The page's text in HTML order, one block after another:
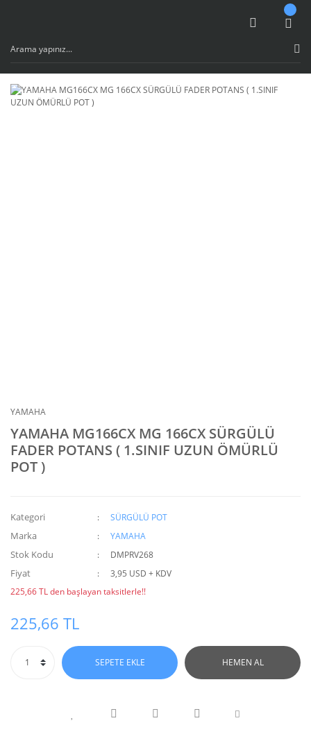
YAMAHA
YAMAHA MG166CX MG 166CX SÜRGÜLÜ
FADER POTANS ( 1.SINIF UZUN ÖMÜRLÜ
POT )
Kategori SÜRGÜLÜ POT
Marka YAMAHA
Stok Kodu DMPRV268
Fiyat
3,95 USD + KDV
225,66 TL den başlayan taksitlerle!!
225,66 TL
SEPETE EKLE HEMEN AL